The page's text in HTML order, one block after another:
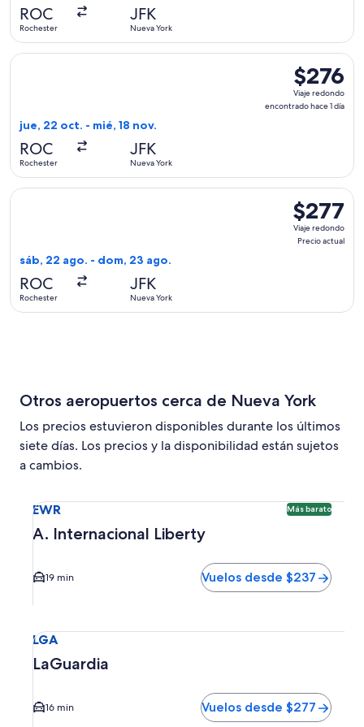
ROC
Rochester
JFK
Nueva York
$276
Viaje
redondo,
$276
Viaje redondo
encontrado hace 1 día
jue, 22 oct. - mié, 18 nov.
ROC
Rochester
JFK
Nueva York
Seleccionar vuelo de JetBlue Airways, con salida el jue, 22
$277
Viaje
redondo,
$277
Viaje redondo
Precio actual
sáb, 22 ago. - dom, 23 ago.
ROC
Rochester
JFK
Nueva York
Seleccionar vuelo de Delta, con salida el sáb, 22 ago.
Otros aeropuertos cerca de Nueva York
Los precios estuvieron disponibles durante los últimos
siete días. Los precios y la disponibilidad están sujetos
a cambios.
EWR Más barato
A. Internacional Liberty
19 min Vuelos desde $237
LGA
LaGuardia
16 min Vuelos desde $277